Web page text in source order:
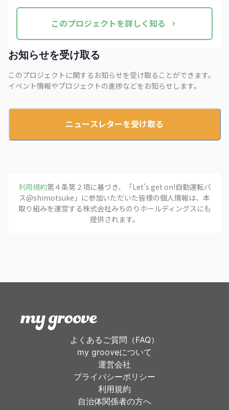
このプロジェクトを詳しく知る
お知らせを受け取る
このプロジェクトに関するお知らせを受け取ることができます。
イベント情報やプロジェクトの進捗などをお知らせします。
ニュースレターを受け取る
利用規約第４条第２項に基づき、「Let’s get on!自動運転バ
ス@shimotsuke 」に参加いただいた皆様の個人情報は、本
取り組みを運営する株式会社みちのりホールディングス にも
提供されます。
よくあるご質問（FAQ）
my grooveについて
運営会社
プライバシーポリシー
利用規約
自治体関係者の方へ